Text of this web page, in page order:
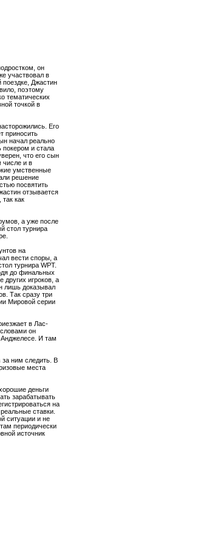
он
участвовал в
поездке, Джастин
поэтому
тематических
точкой в
Его
приносить
начал реально
покером и стала
что его сын
числе и в
умственные
решение
посвятить
отзывается
как
а уже после
стол турнира
на
вести споры, а
турнира WPT.
до финальных
игроков, а
лишь доказывал
Так сразу три
Мировой серии
в Лас-
он
И там
ним следить. В
места
деньги
зарабатывать
на
ставки.
ситуации и не
периодически
источник